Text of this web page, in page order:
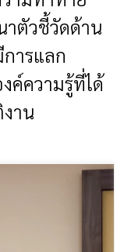
ตัวชี้วัดด้าน
ารแลก
ค์ความรู้ที่ได้
าน